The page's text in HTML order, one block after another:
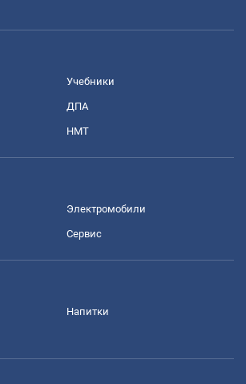
Учебники
ДПА
НМТ
Электромобили
Сервис
Напитки